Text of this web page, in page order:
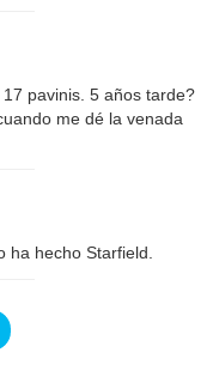
pavinis. 5 años tarde?
me dé la venada
ha hecho Starfield.